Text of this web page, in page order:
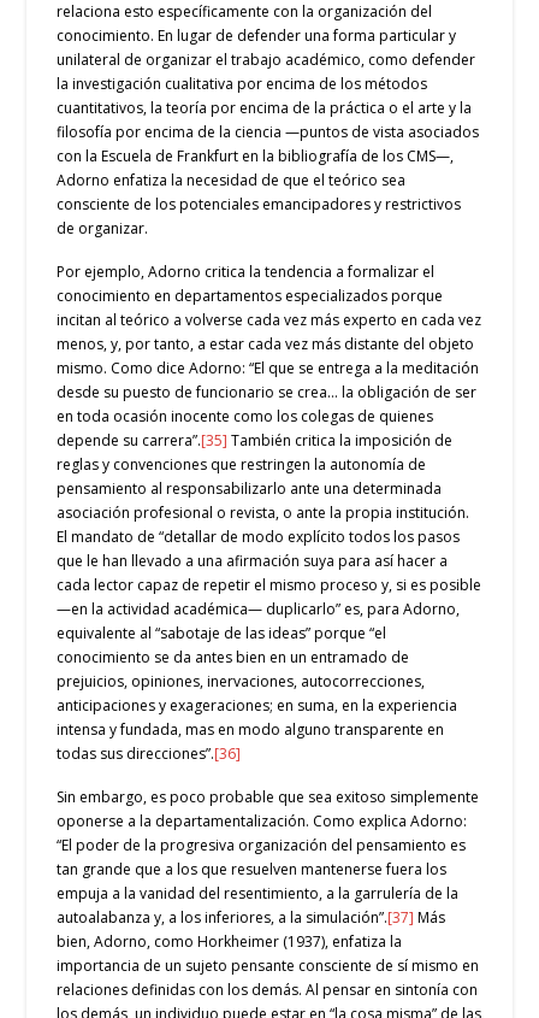
relaciona esto específicamente con la organización del
conocimiento. En lugar de defender una forma particular y
unilateral de organizar el trabajo académico, como defender
la investigación cualitativa por encima de los métodos
cuantitativos, la teoría por encima de la práctica o el arte y la
filosofía por encima de la ciencia —puntos de vista asociados
con la Escuela de Frankfurt en la bibliografía de los CMS—,
Adorno enfatiza la necesidad de que el teórico sea
consciente de los potenciales emancipadores y restrictivos
de organizar.
Por ejemplo, Adorno critica la tendencia a formalizar el
conocimiento en departamentos especializados porque
incitan al teórico a volverse cada vez más experto en cada vez
menos, y, por tanto, a estar cada vez más distante del objeto
mismo. Como dice Adorno: “El que se entrega a la meditación
desde su puesto de funcionario se crea… la obligación de ser
en toda ocasión inocente como los colegas de quienes
depende su carrera”.[35] También critica la imposición de
reglas y convenciones que restringen la autonomía de
pensamiento al responsabilizarlo ante una determinada
asociación profesional o revista, o ante la propia institución.
El mandato de “detallar de modo explícito todos los pasos
que le han llevado a una afirmación suya para así hacer a
cada lector capaz de repetir el mismo proceso y, si es posible
—en la actividad académica— duplicarlo” es, para Adorno,
equivalente al “sabotaje de las ideas” porque “el
conocimiento se da antes bien en un entramado de
prejuicios, opiniones, inervaciones, autocorrecciones,
anticipaciones y exageraciones; en suma, en la experiencia
intensa y fundada, mas en modo alguno transparente en
todas sus direcciones”.[36]
Sin embargo, es poco probable que sea exitoso simplemente
oponerse a la departamentalización. Como explica Adorno:
“El poder de la progresiva organización del pensamiento es
tan grande que a los que resuelven mantenerse fuera los
empuja a la vanidad del resentimiento, a la garrulería de la
autoalabanza y, a los inferiores, a la simulación”.[37] Más
bien, Adorno, como Horkheimer (1937), enfatiza la
importancia de un sujeto pensante consciente de sí mismo en
relaciones definidas con los demás. Al pensar en sintonía con
los demás, un individuo puede estar en “la cosa misma” de las